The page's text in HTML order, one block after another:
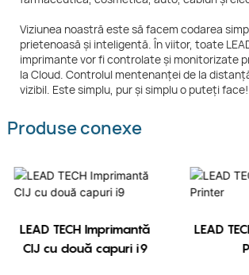
Viziunea noastră este să facem codarea
prietenoasă și inteligentă. În viitor, toate
imprimante vor fi controlate și monitorizate
la Cloud. Controlul mentenanței de la
vizibil. Este simplu, pur și simplu o puteți face!
Produse conexe
LEAD TECH Imprimantă
CIJ cu două capuri i9
LEAD